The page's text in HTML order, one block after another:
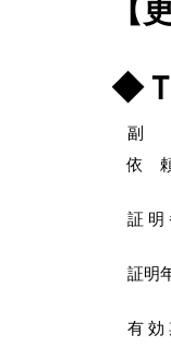
【
◆
副
依
証 明
証明
有 効